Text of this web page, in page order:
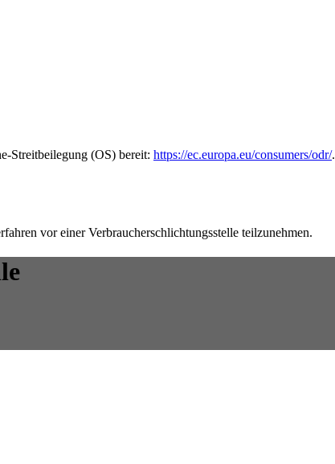
Streitbeilegung (OS) bereit: https://ec.europa.eu/consumers/odr/.
vor einer Verbraucherschlichtungsstelle teilzunehmen.